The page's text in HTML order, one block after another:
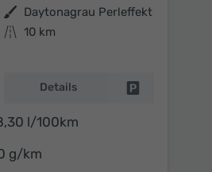
Außenfarbe Daytonagrau Perleffekt
Kilometerstand 10 km
Details
l/100km
g/km